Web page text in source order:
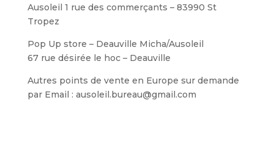
Ausoleil 1 rue des commerçants – 83990 St
Tropez
Pop Up store – Deauville Micha/Ausoleil
67 rue désirée le hoc – Deauville
Autres points de vente en Europe sur demande
par Email : ausoleil.bureau@gmail.com